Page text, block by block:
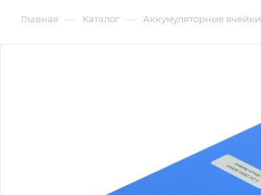
Главная — Каталог — Аккумуляторные ячейки